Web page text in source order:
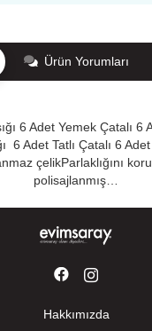
Ürün Yorumları
6 Adet Yemek Çatalı 6
6 Adet Tatlı Çatalı 6
çelikParlaklığını
polisajlanmış…
Hakkımızda